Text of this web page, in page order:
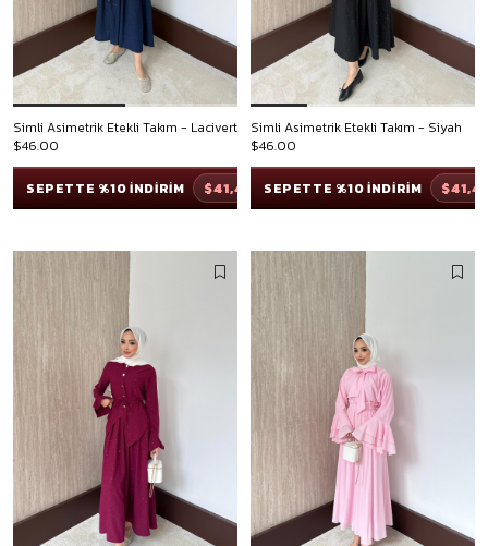
Simli Asimetrik Etekli Takım - Lacivert
$46.00
SEPETTE %10 İNDİRİM $41,40
Simli Asimetrik Etekli Takım - Siyah
$46.00
SEPETTE %10 İNDİRİM